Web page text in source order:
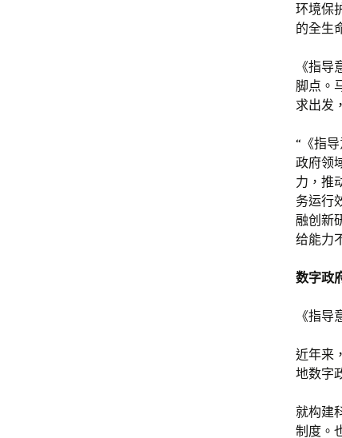
环境保
的全生
《指
脚点。
求出发
“《指
政府领
力，推
务运行
融创新
给能力
数字政
《指
近年来
地数字
就构建
制度。